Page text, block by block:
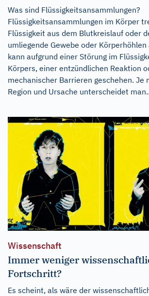
Was sind Flüssigkeitsansammlungen?
Flüssigkeitsansammlungen im Körper
Flüssigkeit aus dem Blutkreislauf oder
umliegende Gewebe oder
kann aufgrund einer Störung im
Körpers, einer entzündlichen Reaktion
mechanischer Barrieren geschehen. Je
Region und Ursache unterscheidet
Wissenschaft
Immer weniger
Fortschritt?
Es scheint, als wäre der